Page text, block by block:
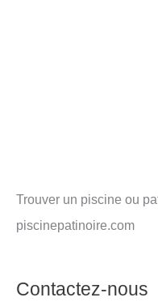
Trouver un piscine ou
piscinepatinoire.com
Contactez-nous